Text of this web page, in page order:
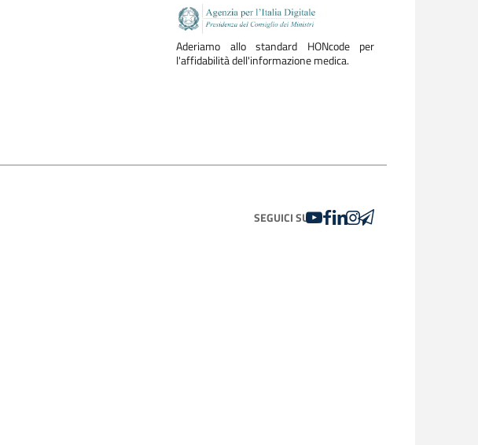
Aderiamo allo standard HONcode per
l'affidabilità dell'informazione medica.
SEGUICI SUYOUTUBE
FACEBOOK
LINKEDIN
INSTAGRAM
TELEGRAM